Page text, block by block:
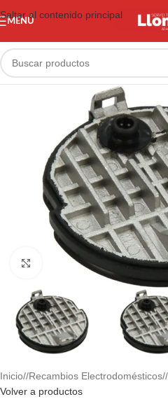
Saltar al contenido principal
MENÚ
Haga clic para ampliar
Inicio/ Recambios Electrodomésticos/
Volver a productos